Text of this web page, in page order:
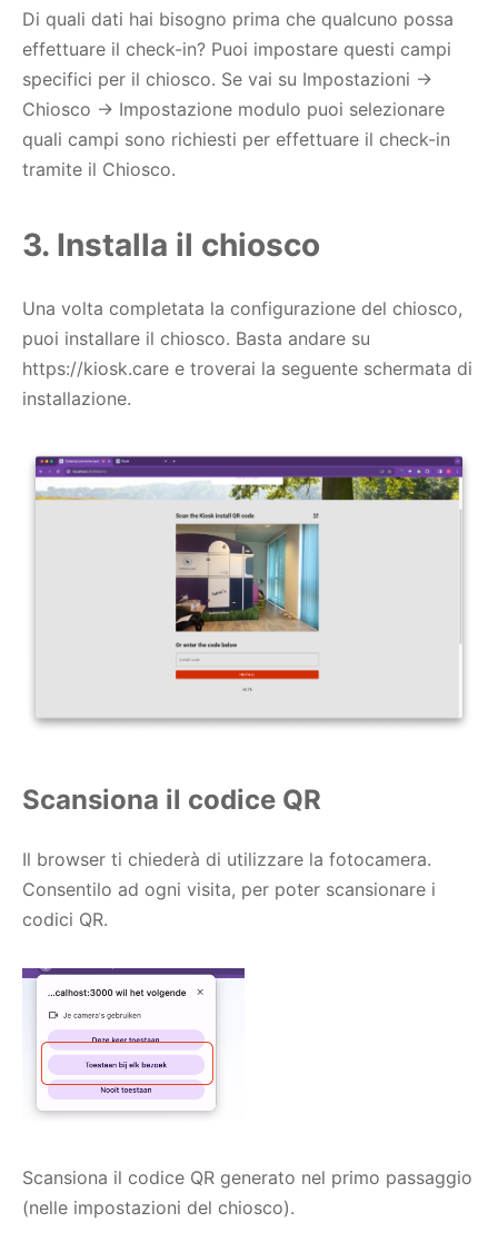
Di quali dati hai bisogno prima che qualcuno possa
effettuare il check-in? Puoi impostare questi campi
specifici per il chiosco. Se vai su Impostazioni ->
Chiosco -> Impostazione modulo puoi selezionare
quali campi sono richiesti per effettuare il check-in
tramite il Chiosco.
3. Installa il chiosco
Una volta completata la configurazione del chiosco,
puoi installare il chiosco. Basta andare su
https://kiosk.care e troverai la seguente schermata di
installazione.
Scansiona il codice QR
Il browser ti chiederà di utilizzare la fotocamera.
Consentilo ad ogni visita, per poter scansionare i
codici QR.
Scansiona il codice QR generato nel primo passaggio
(nelle impostazioni del chiosco).